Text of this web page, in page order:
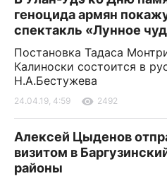
геноцида армян
спектакль «Лунное
Постановка Тадаса
Калиноски состоится в
Н.А.Бестужева
24.04.19, 4:59 2492
Алексей Цыденов
визитом в
районы